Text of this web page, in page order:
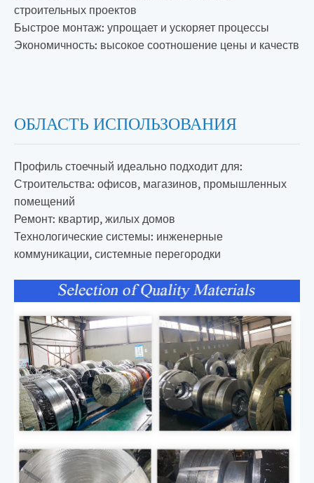
строительных проектов
Быстрое монтаж: упрощает и ускоряет процессы
Экономичность: высокое соотношение цены и качеств
ОБЛАСТЬ ИСПОЛЬЗОВАНИЯ
Профиль стоечный идеально подходит для:
Строительства: офисов, магазинов, промышленных
помещений
Ремонт: квартир, жилых домов
Технологические системы: инженерные
коммуникации, системные перегородки